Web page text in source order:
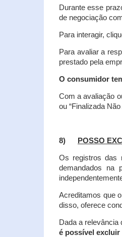
Durante esse
de negociação
Para interagir,
Para avaliar a
prestado pela
O consumidor
Com a avaliação
ou “Finalizada
8) POSSO
Os registros das
demandados na
Acreditamos que
disso, oferece
Dada a
é possível excluir